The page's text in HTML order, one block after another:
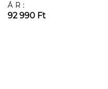
ÁR:
92 990 Ft